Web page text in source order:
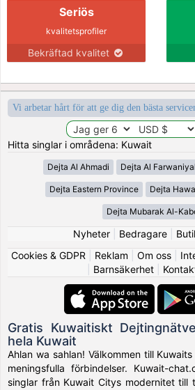
Seriös
kvalitetsprofiler
Bekräftad kvalitet
Vi arbetar hårt för att ge dig den bästa
Hitta singlar i områdena: Kuwait
Dejta Al Ahmadi Dejta Al
Dejta Eastern Province Dejta
Dejta Mubarak Al-
Nyheter| Bedragare|
Cookies & GDPR
Reklam Om oss|
Barnsäkerhet|
Gratis Kuwaitiskt
hela Kuwait
Ahlan wa sahlan! Välkommen till
meningsfulla förbindelser. Kuwait-
singlar från Kuwait Citys modernitet till